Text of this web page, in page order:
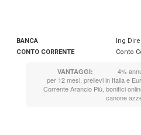
BANCA
Ing
CONTO CORRENTE
Conto
VANTAGGI:
4%
per 12 mesi, prelievi in Italia e
Corrente Arancio Più, bonifici
canone